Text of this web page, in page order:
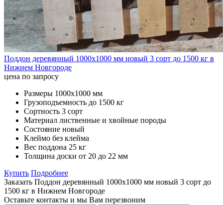
Поддон деревянный 1000х1000 мм новый 3 сорт до 1500 кг в
Нижнем Новгороде
цена по запросу
Размеры 1000х1000 мм
Грузоподъемность до 1500 кг
Сортность 3 сорт
Материал лиственные и хвойные породы
Состояние новый
Клеймо без клейма
Вес поддона 25 кг
Толщина доски от 20 до 22 мм
Купить Подробнее
Заказать Поддон деревянный 1000х1000 мм новый 3 сорт до
1500 кг в Нижнем Новгороде
Оставьте контакты и мы Вам перезвоним